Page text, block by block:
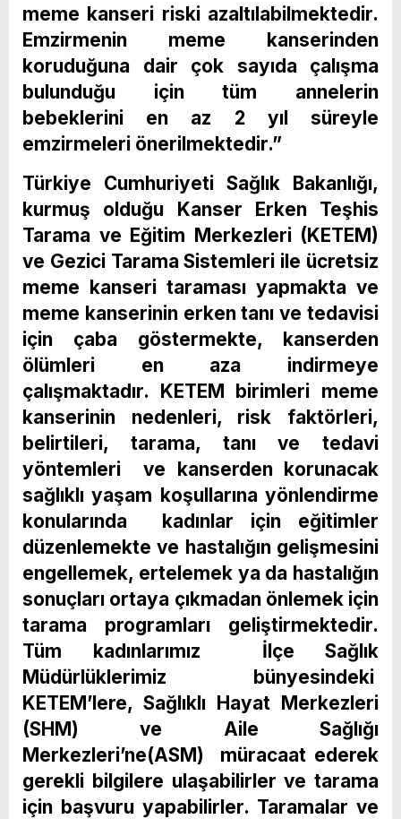
meme kanseri riski azaltılabilmektedir.
Emzirmenin meme kanserinden
koruduğuna dair çok sayıda çalışma
bulunduğu için tüm annelerin
bebeklerini en az 2 yıl süreyle
emzirmeleri önerilmektedir.”
Türkiye Cumhuriyeti Sağlık Bakanlığı,
kurmuş olduğu Kanser Erken Teşhis
Tarama ve Eğitim Merkezleri (KETEM)
ve Gezici Tarama Sistemleri ile ücretsiz
meme kanseri taraması yapmakta ve
meme kanserinin erken tanı ve tedavisi
için çaba göstermekte, kanserden
ölümleri en aza indirmeye
çalışmaktadır. KETEM birimleri meme
kanserinin nedenleri, risk faktörleri,
belirtileri, tarama, tanı ve tedavi
yöntemleri ve kanserden korunacak
sağlıklı yaşam koşullarına yönlendirme
konularında kadınlar için eğitimler
düzenlemekte ve hastalığın gelişmesini
engellemek, ertelemek ya da hastalığın
sonuçları ortaya çıkmadan önlemek için
tarama programları geliştirmektedir.
Tüm kadınlarımız İlçe Sağlık
Müdürlüklerimiz bünyesindeki
KETEM’lere, Sağlıklı Hayat Merkezleri
(SHM) ve Aile Sağlığı
Merkezleri’ne(ASM) müracaat ederek
gerekli bilgilere ulaşabilirler ve tarama
için başvuru yapabilirler. Taramalar ve